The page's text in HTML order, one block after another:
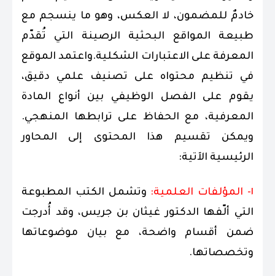
خادمٌ للمضمون، لا العكس، وهو ما ينسجم مع
طبيعة المواقع البحثية الرصينة التي تُقدّم
المعرفة على الاعتبارات الشكلية.واعتمد الموقع
في تنظيم محتواه على تصنيف علمي دقيق،
يقوم على الفصل الوظيفي بين أنواع المادة
المعرفية، مع الحفاظ على ترابطها المنهجي.
ويمكن تقسيم هذا المحتوى إلى المحاور
الرئيسية الآتية:
١- المؤلفات العلمية:
وتشمل الكتب المطبوعة
التي ألّفها الدكتور غيثان بن جريس، وقد أُدرجت
ضمن أقسام واضحة، مع بيان موضوعاتها
وتخصصاتها.